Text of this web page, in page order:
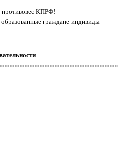
противовес КПРФ!
граждане-индивиды